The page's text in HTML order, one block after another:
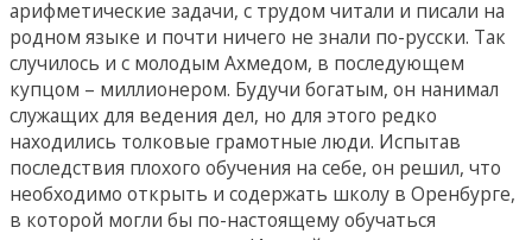
арифметические задачи, с трудом читали и писали на
родном языке и почти ничего не знали по-русски. Так
случилось и с молодым Ахмедом, в последующем
купцом – миллионером. Будучи богатым, он нанимал
служащих для ведения дел, но для этого редко
находились толковые грамотные люди. Испытав
последствия плохого обучения на себе, он решил, что
необходимо открыть и содержать школу в Оренбурге,
в которой могли бы по-настоящему обучаться